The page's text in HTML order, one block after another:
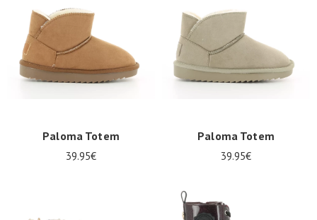
Paloma Totem
39.95€
Paloma Totem
39.95€